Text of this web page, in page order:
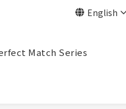
English
Match Series